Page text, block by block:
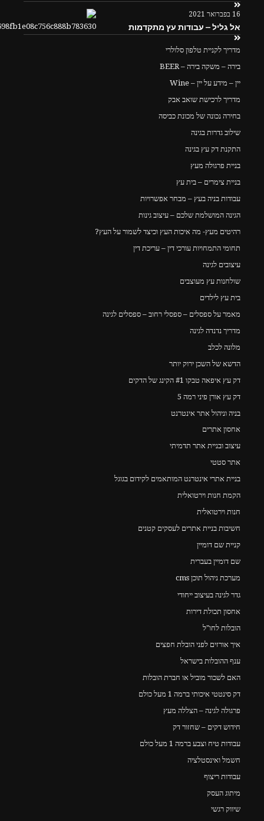
16 בפברואר 2021
אל גליל – עבודות עץ מתקדמות
מדריך לקניית טלפון סלולרי
בירה – משקה בירה – BEER
יין – מידע על יין – Wine
מדריך לרכישת שואב אבק
בחירה נכונה של מכונת כביסה
שילוב גדרות בגינה
התקנת דק עץ בגינה
בניית פרגולה מעץ
בניית צימרים – בית עץ
עבודות בניה בעץ – מבחר אפשרויות
הגינה המושלמת שלכם – עיצוב גינות
רהיטים מעץ- מה איכות העץ וכיצד לשמור על העץ?
תחומי התמחויות עורכי דין – עריכת דין
עיצובים לגינה
שולחנות עץ מעוצבים
בית עץ לילדים
מאמר על ספסלים – ספסלי רחוב – ספסלים לגינה
מדריך נדנדה לגינה
מלונה לכלב
הדשא של השכן ירוק יותר
דק עץ איפאה טבקו #1 הקינג של הדקים
דק עץ אורן פיני רמה 5
בניה וניהול אתר אינטרנט
אחסון אתרים
עיצוב ובניית אתר תדמיתי
אתר סטטי
בניית אתרי אינטרנט המותאמים לקידום בגוגל
הקמת חנות וירטואלית
חנות וירטואלית
חשיבות בניית אתרים לעסקים קטנים
קניית שם דומיין
שם דומיין בעברית
מערכת ניהול תוכן cms
גדר לגינה בעיצוב ייחודי
אחסון תכולת דירות
הובלות לחו"ל
איך אורזים לפני הובלת חפצים
ענף ההובלות בישראל
האם לשכור מוביל או חברת הובלות
דק סינטטי איכותי ברמה 1 מעל כולם
פרגולה לגינה – הצללה מעץ
חידוש דקים – שחזור דק
עבודות טיח וצבע ברמה 1 מעל כולם
חשמל ואינסטלציה
עבודות ריצוף
מיתוג העסק
שיווק רגשי